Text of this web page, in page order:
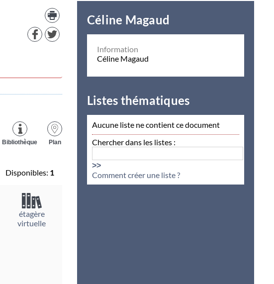
document
ressources
Plan
Bibliothèque
Disponibles: 1
étagère
virtuelle
Céline Magaud
Information
Céline Magaud
Listes thématiques
Aucune liste ne contient ce document
Chercher dans les listes :
>>
Comment créer une liste ?